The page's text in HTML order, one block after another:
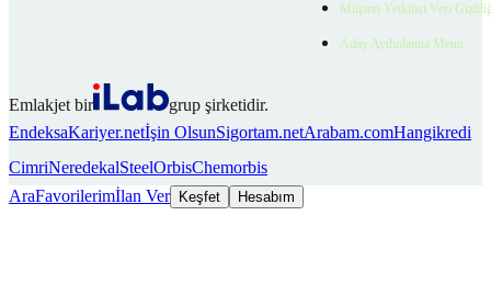
Müşteri Yetkilisi Veri
Aday Aydınlatma Metni
Emlakjet bir
grup şirketidir.
EndeksaKariyer.netİşin OlsunSigortam.netArabam.comHangikredi
CimriNeredekalSteelOrbisChemorbis
AraFavorilerimİlan Ver Keşfet Hesabım